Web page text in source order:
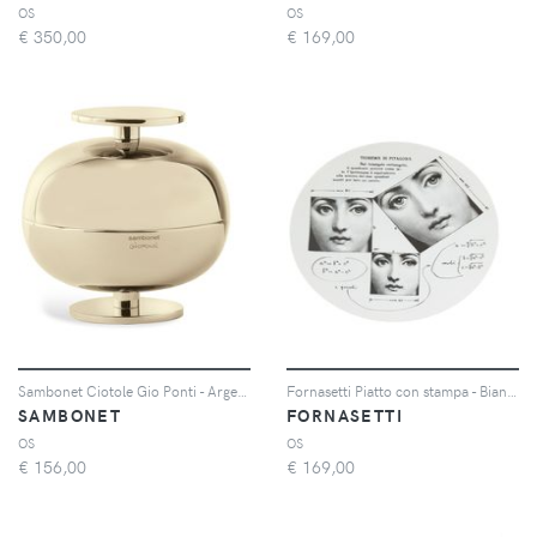
OS
€ 350,00
OS
€ 169,00
SAMBONET
OS
€ 156,00
FORNASETTI
OS
€ 169,00